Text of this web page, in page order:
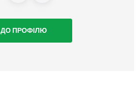
ДО ПРОФІЛЮ